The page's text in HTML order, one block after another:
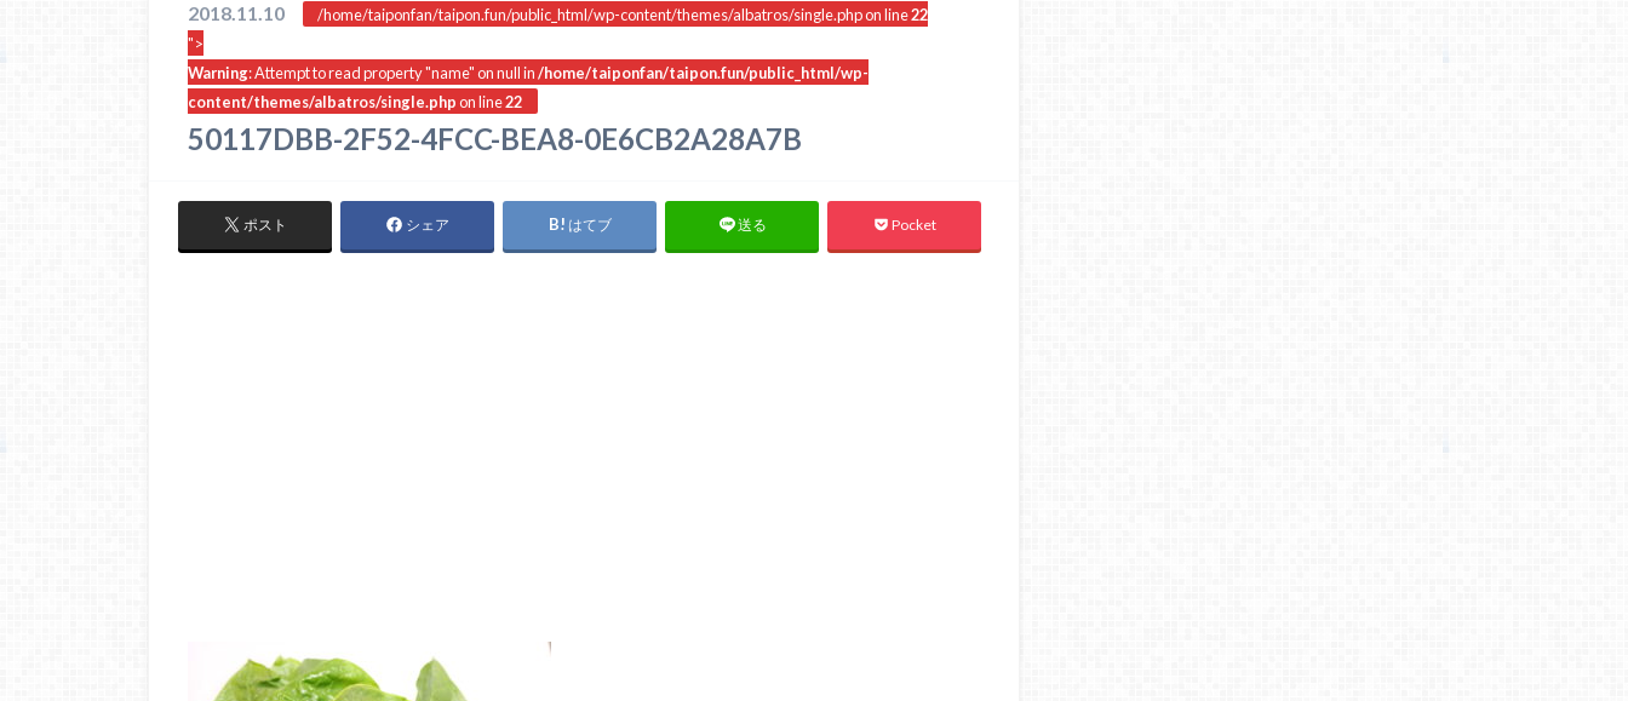
2018.11.10
/home/taiponfan/taipon.fun/public_html/wp-content/themes/albatros/single.php on line22
">
Warning: Attempt to read property "name" on null in /home/taiponfan/taipon.fun/public_html/wp-
content/themes/albatros/single.phpon line22
50117DBB-2F52-4FCC-BEA8-0E6CB2A28A7B
ポスト シェア はてブ 送る Pocket